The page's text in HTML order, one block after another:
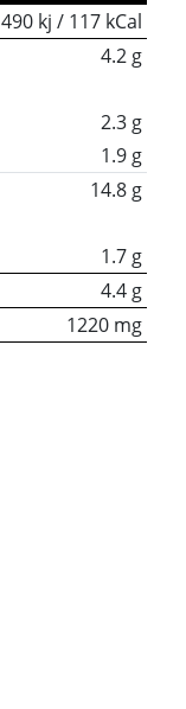
490 kj / 117 kCal
4.2 g
2.3 g
1.9 g
14.8 g
1.7 g
4.4 g
1220 mg